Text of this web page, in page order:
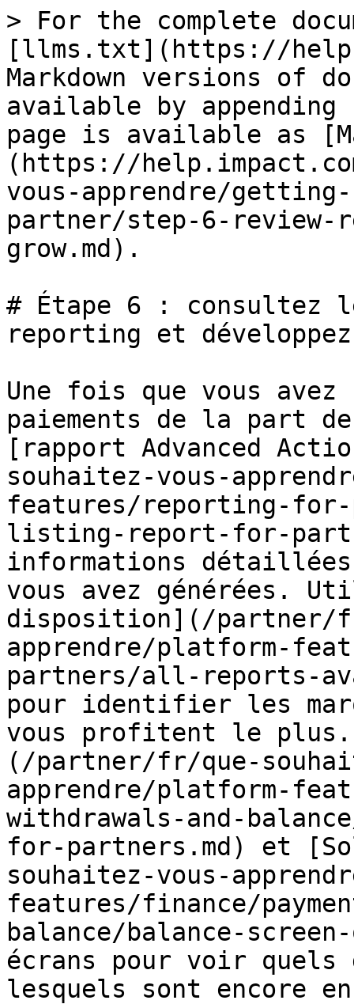
> For the complete
[llms.txt](https://
Markdown versions of
available by
page is available as
(https://
vous-apprendre/
partner/step-6-review-
grow.md).
# Étape 6 : consultez
reporting et
Une fois que vous avez
paiements de la part
[rapport Advanced
souhaitez-vous-
features/reporting-for-
listing-report-for-
informations
vous avez générées.
disposition](/partner/
apprendre/platform-
partners/all-reports-
pour identifier les
vous profitent le
(/partner/fr/que-
apprendre/platform-
withdrawals-and-
for-partners.md) et
souhaitez-vous-
features/finance/
balance/balance-
écrans pour voir
lesquels sont encore